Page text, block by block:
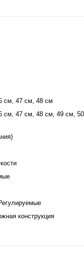
см, 47 см, 48 см
см, 47 см, 48 см, 49 см,
конструкция